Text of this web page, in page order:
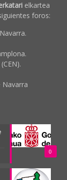
elkartea
foros:
0